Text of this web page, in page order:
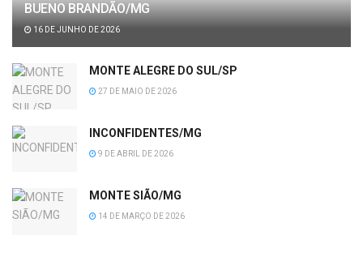
BUENO BRANDÃO/MG
16 DE JUNHO DE 2026
MONTE ALEGRE DO SUL/SP
27 DE MAIO DE 2026
INCONFIDENTES/MG
9 DE ABRIL DE 2026
MONTE SIÃO/MG
14 DE MARÇO DE 2026